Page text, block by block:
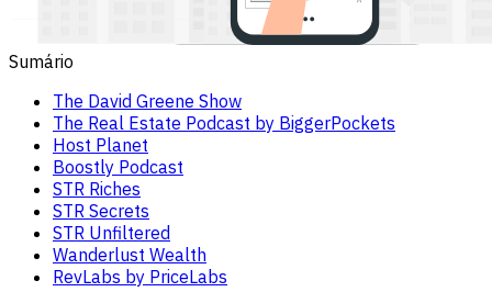
Sumário
The David Greene Show
The Real Estate Podcast by BiggerPockets
Host Planet
Boostly Podcast
STR Riches
STR Secrets
STR Unfiltered
Wanderlust Wealth
RevLabs by PriceLabs